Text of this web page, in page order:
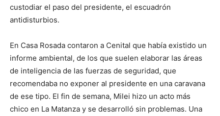
custodiar el paso del presidente, el escuadrón
antidisturbios.
En Casa Rosada contaron a Cenital que había existido un
informe ambiental, de los que suelen elaborar las áreas
de inteligencia de las fuerzas de seguridad, que
recomendaba no exponer al presidente en una caravana
de ese tipo. El fin de semana, Milei hizo un acto más
chico en La Matanza y se desarrolló sin problemas. Una